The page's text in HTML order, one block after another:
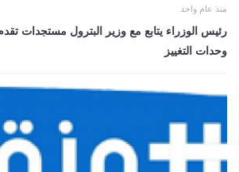
منذ عام واحد
رئيس الوزراء يتابع مع وزير البترول مستجدات
وحدات التغييز